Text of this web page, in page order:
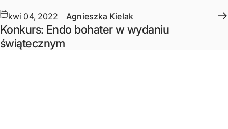
kwi 04, 2022 Agnieszka Kielak
Konkurs: Endo bohater w wydaniu
świątecznym